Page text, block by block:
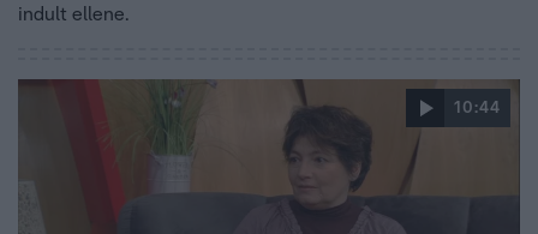
indult ellene.
10:44